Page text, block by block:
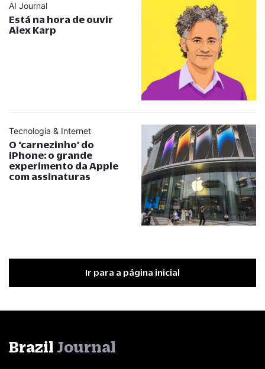
AI Journal
Está na hora de ouvir
Alex Karp
Tecnologia & Internet
O ‘carnezinho’ do
iPhone: o grande
experimento da Apple
com assinaturas
Ir para a página inicial
Brazil Journal